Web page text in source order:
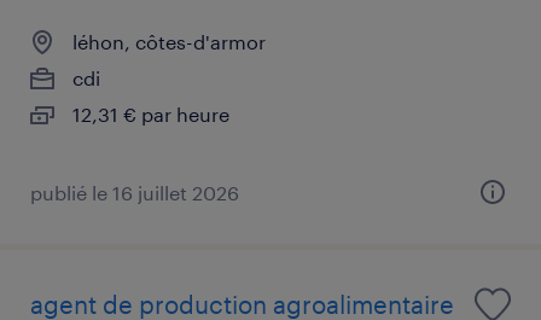
léhon, côtes-d'armor
cdi
12,31 € par heure
publié le 16 juillet 2026
agent de production agroalimentaire